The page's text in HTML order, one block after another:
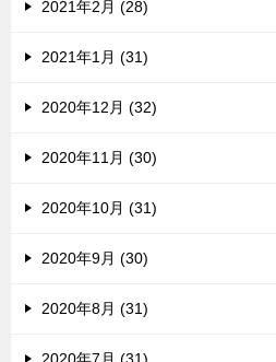
2021年2月 (28)
2021年1月 (31)
2020年12月 (32)
2020年11月 (30)
2020年10月 (31)
2020年9月 (30)
2020年8月 (31)